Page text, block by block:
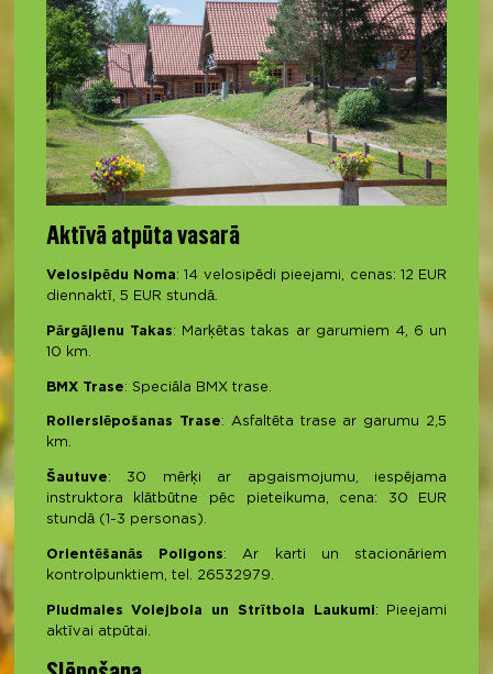
Aktīvā atpūta vasarā
Velosipēdu Noma: 14 velosipēdi pieejami, cenas: 12 EUR
diennaktī, 5 EUR stundā.
Pārgājienu Takas: Marķētas takas ar garumiem 4, 6 un
10 km.
BMX Trase: Speciāla BMX trase.
Rollerslēpošanas Trase: Asfaltēta trase ar garumu 2,5
km.
Šautuve: 30 mērķi ar apgaismojumu, iespējama
instruktora klātbūtne pēc pieteikuma, cena: 30 EUR
stundā (1-3 personas).
Orientēšanās Poligons: Ar karti un stacionāriem
kontrolpunktiem, tel. 26532979.
Pludmales Volejbola un Strītbola Laukumi: Pieejami
aktīvai atpūtai.